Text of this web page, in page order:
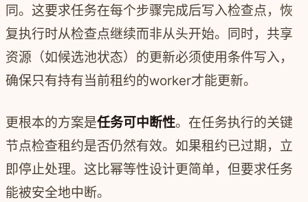
同。这要求任务在每个步骤完成后写入检查点，恢
复执行时从检查点继续而非从头开始。同时，共享
资源（如候选池状态）的更新必须使用条件写入，
确保只有持有当前租约的worker才能更新。
更根本的方案是任务可中断性。在任务执行的关键
节点检查租约是否仍然有效。如果租约已过期，立
即停止处理。这比幂等性设计更简单，但要求任务
能被安全地中断。